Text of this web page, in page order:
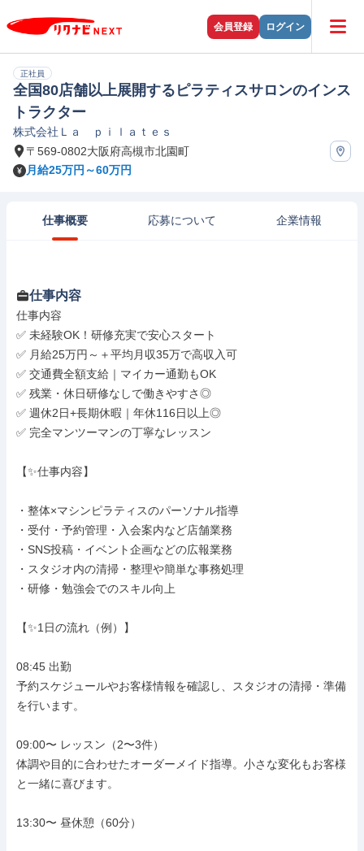
会員登録 ログイン
正社員
全国80店舗以上展開するピラティスサロンのインス
トラクター
株式会社Ｌａ ｐｉｌａｔｅｓ
〒569-0802大阪府高槻市北園町
月給25万円～60万円
仕事概要 応募について 企業情報
仕事内容
仕事内容
✅ 未経験OK！研修充実で安心スタート
✅ 月給25万円～＋平均月収35万で高収入可
✅ 交通費全額支給｜マイカー通勤もOK
✅ 残業・休日研修なしで働きやすさ◎
✅ 週休2日+長期休暇｜年休116日以上◎
✅ 完全マンツーマンの丁寧なレッスン
【✨仕事内容】
・整体×マシンピラティスのパーソナル指導
・受付・予約管理・入会案内など店舗業務
・SNS投稿・イベント企画などの広報業務
・スタジオ内の清掃・整理や簡単な事務処理
・研修・勉強会でのスキル向上
【✨1日の流れ（例）】
08:45 出勤
予約スケジュールやお客様情報を確認し、スタジオの清掃・準備
を行います。
09:00〜 レッスン（2〜3件）
体調や目的に合わせたオーダーメイド指導。小さな変化もお客様
と一緒に喜びます。
13:30〜 昼休憩（60分）